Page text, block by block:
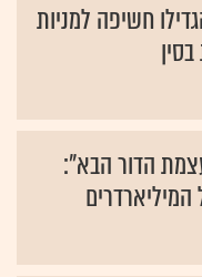
חשיפה למניות
הדור הבא":